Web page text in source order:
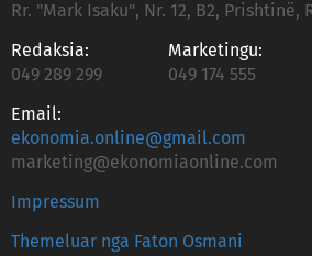
Rr. "Mark Isaku", Nr. 12, B2, Prishtinë,
Redaksia:
049 289 299
Marketingu:
049 174 555
Email:
ekonomia.online@gmail.com
marketing@ekonomiaonline.com
Impressum
Themeluar nga Faton Osmani